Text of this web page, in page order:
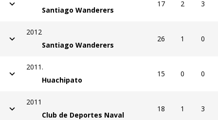
Santiago Wanderers
17 2 3
2012
Santiago Wanderers
26 1 0
2011.
Huachipato
15 0 0
2011
Club de Deportes Naval
18 1 3